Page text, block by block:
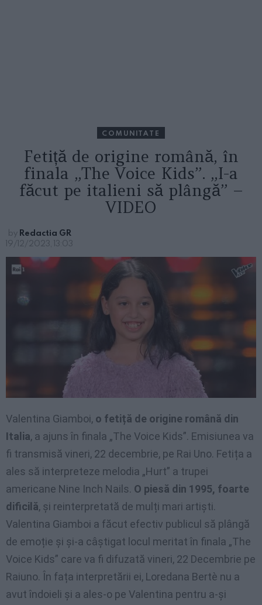
COMUNITATE
Fetiță de origine română, în
finala „The Voice Kids”. „I-a
făcut pe italieni să plângă” –
VIDEO
by Redactia GR
19/12/2023, 13:03
Valentina Giamboi, o fetiță de origine română din
Italia, a ajuns în finala „The Voice Kids”. Emisiunea va
fi transmisă vineri, 22 decembrie, pe Rai Uno. Fetița a
ales să interpreteze melodia „Hurt” a trupei
americane Nine Inch Nails. O piesă din 1995, foarte
dificilă, și reinterpretată de mulți mari artiști.
Valentina Giamboi a făcut efectiv publicul să plângă
de emoție și și-a câștigat locul meritat în finala „The
Voice Kids” care va fi difuzată vineri, 22 Decembrie pe
Raiuno. În fața interpretării ei, Loredana Bertè nu a
avut îndoieli și a ales-o pe Valentina pentru a-și